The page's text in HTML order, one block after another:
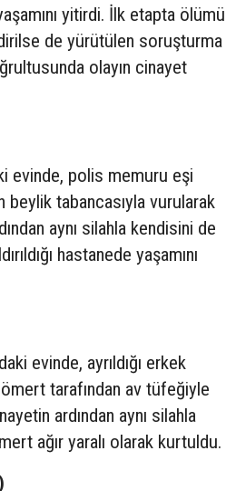
yitirdi. İlk etapta ölümü
de yürütülen soruşturma
olayın cinayet
evinde, polis memuru eşi
beylik tabancasıyla vurularak
aynı silahla kendisini de
hastanede yaşamını
evinde, ayrıldığı erkek
tarafından av tüfeğiyle
ardından aynı silahla
ağır yaralı olarak kurtuldu.